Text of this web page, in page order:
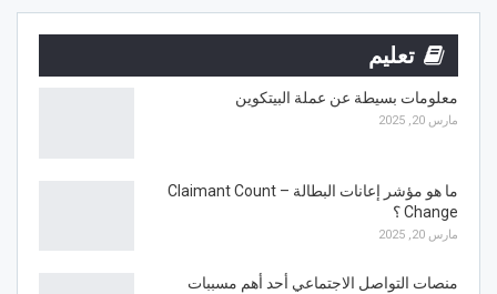
تعليم
معلومات بسيطة عن عملة البيتكوين
مارس 20, 2025
ما هو مؤشر إعانات البطالة – Claimant Count
Change ؟
مارس 20, 2025
منصات التواصل الاجتماعي أحد أهم مسببات